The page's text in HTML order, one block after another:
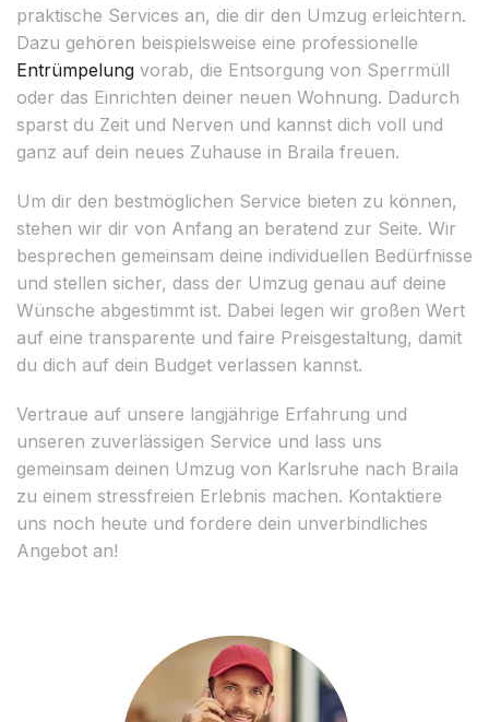
praktische Services an, die dir den Umzug erleichtern.
Dazu gehören beispielsweise eine professionelle
Entrümpelung vorab, die Entsorgung von Sperrmüll
oder das Einrichten deiner neuen Wohnung. Dadurch
sparst du Zeit und Nerven und kannst dich voll und
ganz auf dein neues Zuhause in Braila freuen.
Um dir den bestmöglichen Service bieten zu können,
stehen wir dir von Anfang an beratend zur Seite. Wir
besprechen gemeinsam deine individuellen Bedürfnisse
und stellen sicher, dass der Umzug genau auf deine
Wünsche abgestimmt ist. Dabei legen wir großen Wert
auf eine transparente und faire Preisgestaltung, damit
du dich auf dein Budget verlassen kannst.
Vertraue auf unsere langjährige Erfahrung und
unseren zuverlässigen Service und lass uns
gemeinsam deinen Umzug von Karlsruhe nach Braila
zu einem stressfreien Erlebnis machen. Kontaktiere
uns noch heute und fordere dein unverbindliches
Angebot an!